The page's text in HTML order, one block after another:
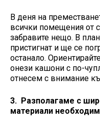
В деня на
всички помещения от
забравите нещо. В
пристигнат и ще се
останало.
онези кашони с по-
отнесем с внимание
3. Разполагаме с
материали